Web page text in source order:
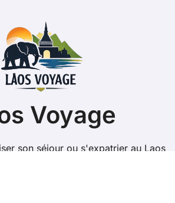
Voyage
son séjour ou s'expatrier au Laos